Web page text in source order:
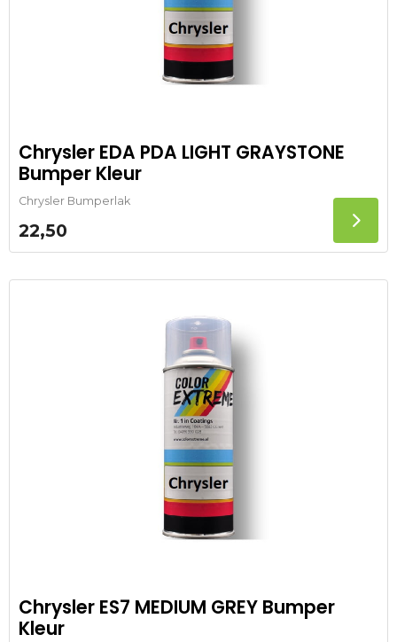
Chrysler EDA PDA LIGHT GRAYSTONE
Bumper Kleur
Chrysler Bumperlak
22,50
Chrysler ES7 MEDIUM GREY Bumper
Kleur